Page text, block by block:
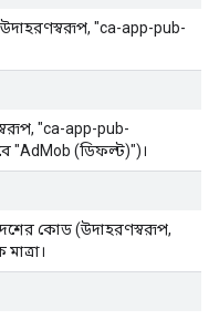
"ca-app-pub-
"ca-app-pub-
"AdMob (ডিফল্ট)")।
দেশের কোড (উদাহরণস্বরূপ,